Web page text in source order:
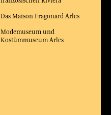
Das Maison Fragonard Arles
Modemuseum und
Kostümmuseum Arles